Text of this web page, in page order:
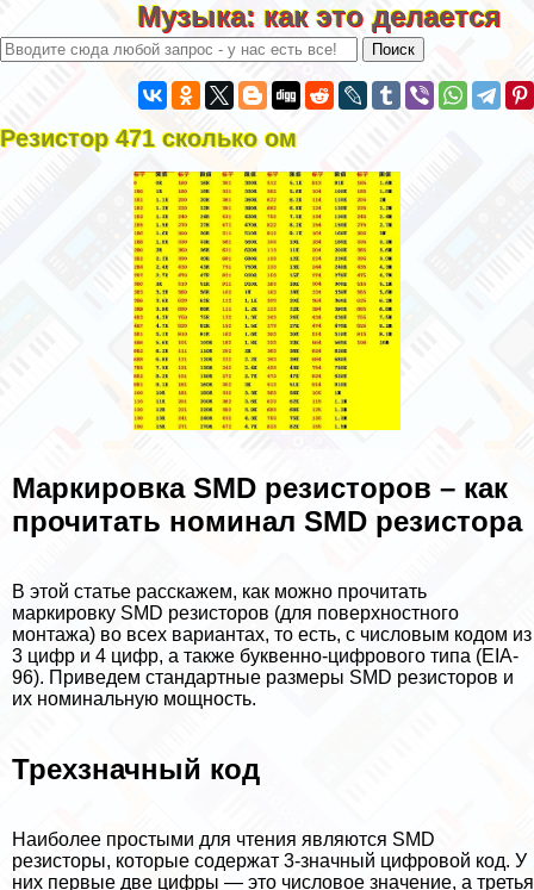
Музыка: как это делается
Резистор 471 сколько ом
Маркировка SMD резисторов – как
прочитать номинал SMD резистора
В этой статье расскажем, как можно прочитать
маркировку SMD резисторов (для поверхностного
монтажа) во всех вариантах, то есть, с числовым кодом из
3 цифр и 4 цифр, а также буквенно-цифрового типа (EIA-
96). Приведем стандартные размеры SMD резисторов и
их номинальную мощность.
Трехзначный код
Наиболее простыми для чтения являются SMD
резисторы, которые содержат 3-значный цифровой код. У
них первые две цифры — это числовое значение, а третья